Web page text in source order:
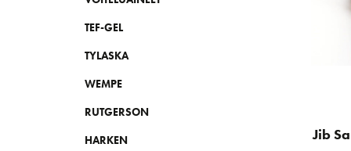
TEF-GEL
TYLASKA
WEMPE
RUTGERSON
HARKEN
Jib